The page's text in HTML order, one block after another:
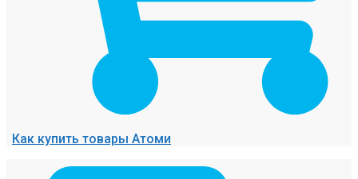
Как купить товары Атоми